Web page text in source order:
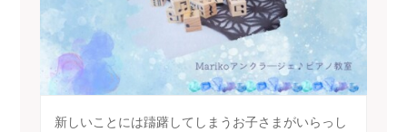
新しいことには躊躇してしまうお子さまがいらっし